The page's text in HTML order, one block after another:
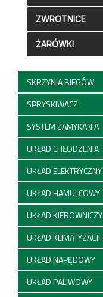
ZWROTNICE
ŻARÓWKI
SKRZYNIA BIEGÓW
SPRYSKIWACZ
SYSTEM ZAMYKANIA
UKŁAD CHŁODZENIA
UKŁAD ELEKTRYCZNY
UKŁAD HAMULCOWY
UKŁAD KIEROWNICZY
UKŁAD KLIMATYZACJI
UKŁAD NAPĘDOWY
UKŁAD PALIWOWY